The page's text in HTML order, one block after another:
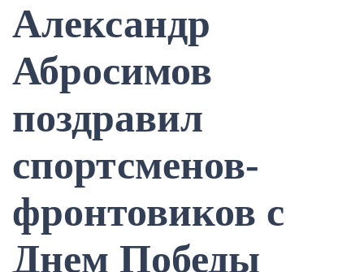
Александр
Абросимов
поздравил
спортсменов-
фронтовиков с
Днем Победы